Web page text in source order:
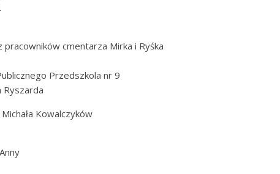
cmentarza Mirka i Ryśka
Przedszkola nr 9
Ryszarda
Kowalczyków